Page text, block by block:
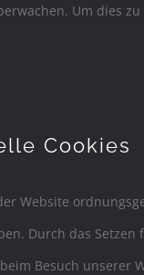
Um dies
Cookies
Website
Durch das
Besuch unserer